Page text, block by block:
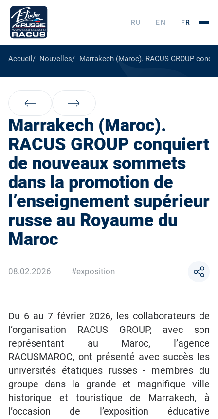
RU EN FR
Accueil Nouvelles Marrakech (Maroc). RACUS GROUP
Marrakech (Maroc).
RACUS GROUP conquiert
de nouveaux sommets
dans la promotion de
l’enseignement supérieur
russe au Royaume du
Maroc
08.02.2026 #exposition
Du 6 au 7 février 2026, les collaborateurs de
l’organisation RACUS GROUP, avec son
représentant au Maroc, l’agence
RACUSMAROC, ont présenté avec succès les
universités étatiques russes - membres du
groupe dans la grande et magnifique ville
historique et touristique de Marrakech, à
l’occasion de l’exposition éducative